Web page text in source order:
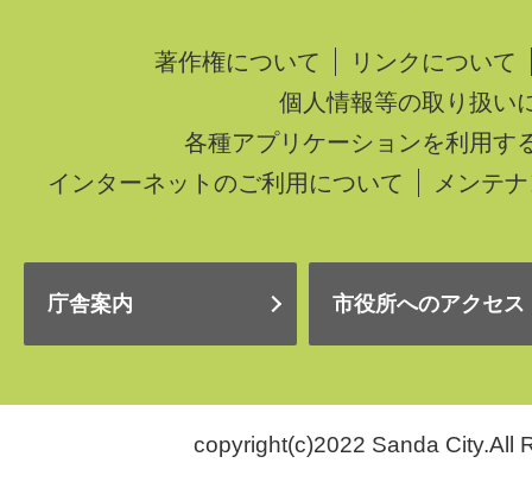
著作権について
リンクについて
個人情報等の取り扱い
各種アプリケーションを利用す
インターネットのご利用について
メンテ
庁舎案内 市役所へのアクセス
copyright(c)2022 Sanda City.All